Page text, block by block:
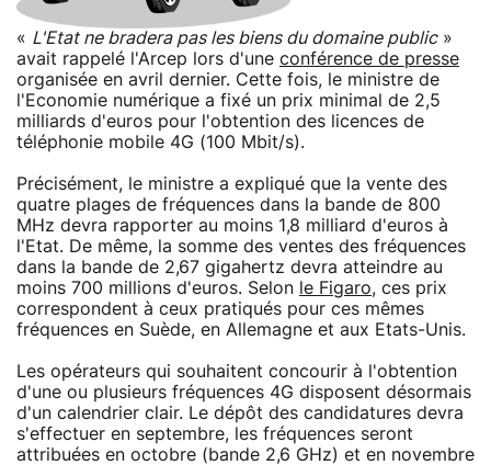
« L'Etat ne bradera pas les biens du domaine public»
avait rappelé l'Arcep lors d'une conférence de presse
organisée en avril dernier. Cette fois, le ministre de
l'Economie numérique a fixé un prix minimal de 2,5
milliards d'euros pour l'obtention des licences de
téléphonie mobile 4G (100 Mbit/s).
Précisément, le ministre a expliqué que la vente des
quatre plages de fréquences dans la bande de 800
MHz devra rapporter au moins 1,8 milliard d'euros à
l'Etat. De même, la somme des ventes des fréquences
dans la bande de 2,67 gigahertz devra atteindre au
moins 700 millions d'euros. Selon le Figaro, ces prix
correspondent à ceux pratiqués pour ces mêmes
fréquences en Suède, en Allemagne et aux Etats-Unis.
Les opérateurs qui souhaitent concourir à l'obtention
d'une ou plusieurs fréquences 4G disposent désormais
d'un calendrier clair. Le dépôt des candidatures devra
s'effectuer en septembre, les fréquences seront
attribuées en octobre (bande 2,6 GHz) et en novembre